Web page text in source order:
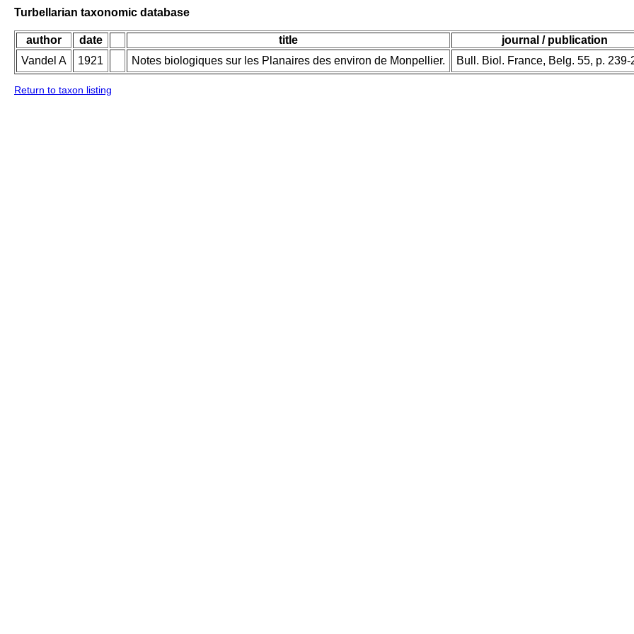
Turbellarian taxonomic database
author date title
journal / publication
Vandel A
1921 Notes biologiques sur les Planaires des environ de Monpellier. Bull. Biol. France, Belg. 55, p. 239-
Return to taxon listing